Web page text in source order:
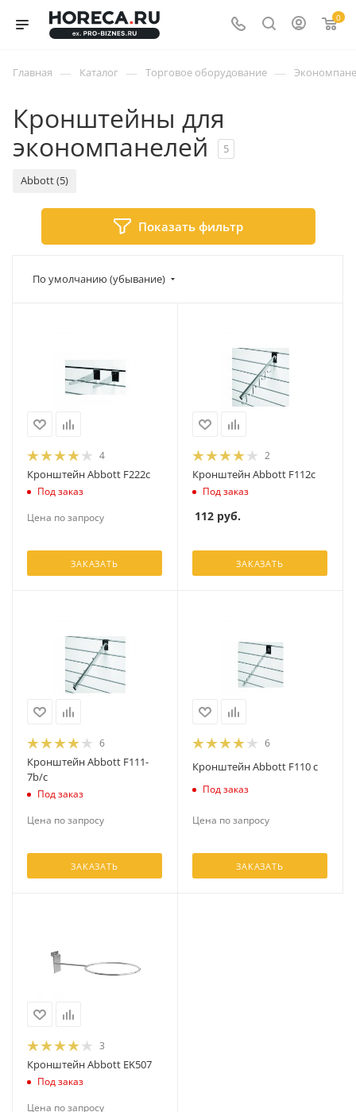
0
Главная — Каталог — Торговое оборудование —
Кронштейны для
экономпанелей
5
Abbott (5)
Показать фильтр
По умолчанию (убывание)
4
Кронштейн Abbott F222c
Под заказ
Цена по запросу
ЗАКАЗАТЬ
2
Кронштейн Abbott F112c
Под заказ
112 руб.
ЗАКАЗАТЬ
6
Кронштейн Abbott F111-
7b/c
Под заказ
Цена по запросу
ЗАКАЗАТЬ
6
Кронштейн Abbott F110 c
Под заказ
Цена по запросу
ЗАКАЗАТЬ
3
Кронштейн Abbott EK507
Под заказ
Цена по запросу